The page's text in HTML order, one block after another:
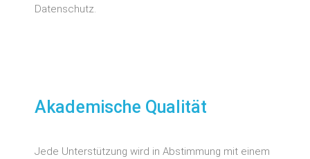
Datenschutz.
Akademische Qualität
Jede Unterstützung wird in Abstimmung mit einem